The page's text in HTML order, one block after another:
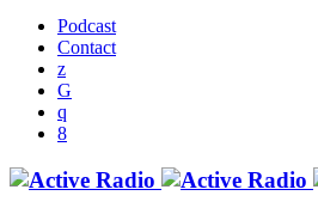
Podcast
Contact